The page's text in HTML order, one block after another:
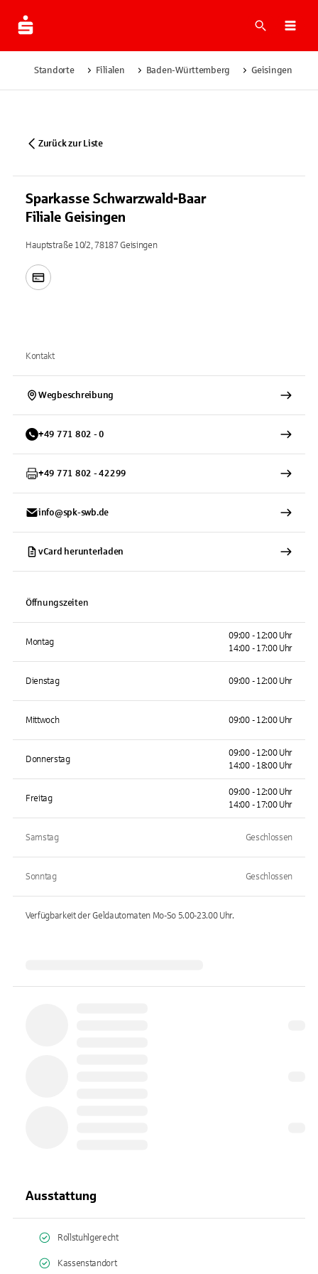
Suche
Standorte Filialen Baden-Württemberg Geisingen
Zurück zur Liste
Sparkasse Schwarzwald-Baar
Filiale Geisingen
Hauptstraße 10/2, 78187 Geisingen
Kontakt
Wegbeschreibung
+49 771 802 - 0
+49 771 802 - 42299
info@spk-swb.de
vCard herunterladen
Öffnungszeiten
Montag
09:00 - 12:00 Uhr
14:00 - 17:00 Uhr
Dienstag 09:00 - 12:00 Uhr
Mittwoch 09:00 - 12:00 Uhr
Donnerstag
09:00 - 12:00 Uhr
14:00 - 18:00 Uhr
Freitag
09:00 - 12:00 Uhr
14:00 - 17:00 Uhr
Samstag Geschlossen
Sonntag Geschlossen
Verfügbarkeit der Geldautomaten Mo-So 5.00-23.00Uhr.
Ausstattung
Rollstuhlgerecht
Kassenstandort